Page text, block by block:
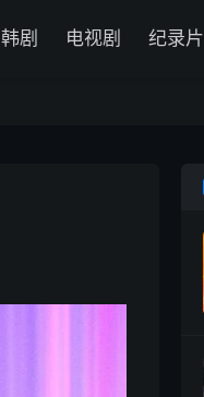
韩剧 电视剧 纪录片